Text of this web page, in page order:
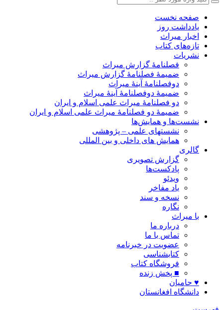
صفحه نخست
یادداشت روز
اخبار میراث
تازه‌های کتاب
نشریات
فصلنامۀ گزارش میراث
ضمیمۀ فصلنامۀ گزارش میراث
دوفصلنامۀ آینۀ میراث
ضمیمۀ دوفصلنامۀ آینۀ میراث
دو فصلنامۀ میراث علمی اسلام و ایران
ضمیمۀ دو فصلنامۀ میراث علمی اسلام و ایران
نشست‌ها و همایش‌ها
نشستهای علمی – پژوهشی
همایش های داخلی و بین المللی
گالری
گزارش تصویری
پادکست‌ها
ویدئو
یاد مفاخر
نسخه و سند
نگاره
با میراث
درباره ما
تماس با ما
عضویت در خبرنامه
کتابشناسی
فروشگاه کتاب
■ پخش زنده
♥ حامیان
دانشگاه افغانستان